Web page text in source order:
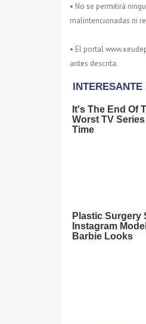
• No se permitirá
malintencionadas ni
• El portal
antes descrita.